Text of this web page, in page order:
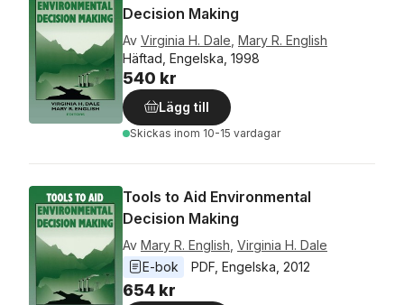
Decision Making
Av Virginia H. Dale Mary R. English
Häftad, Engelska, 1998
540 kr
Lägg till
Skickas inom 10-15 vardagar
Tools to Aid Environmental
Decision Making
Av Mary R. English Virginia H. Dale
E-bok
PDF Engelska 2012
654 kr